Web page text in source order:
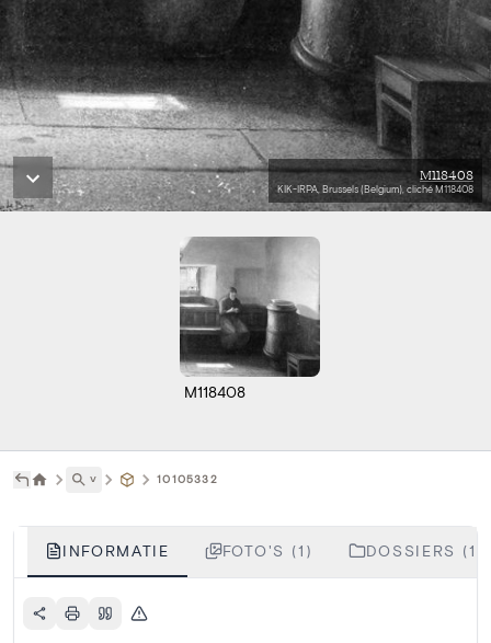
M118408
KIK-IRPA, Brussels (Belgium), cliché M118408
M118408
˅ 10105332
INFORMATIE FOTO'S (1) DOSSIERS (1)